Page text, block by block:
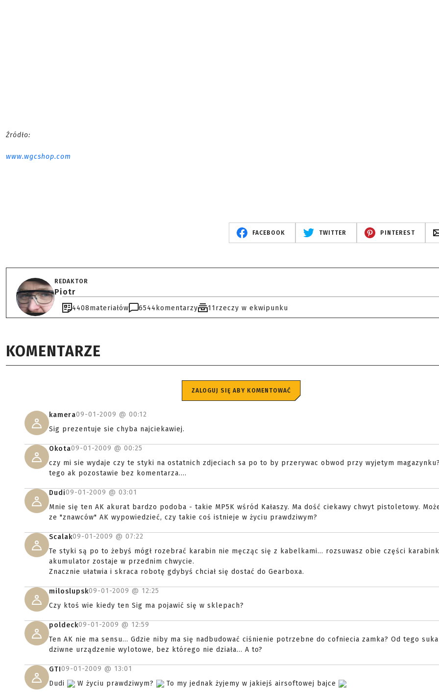
Źródło:
www.wgcshop.com
FACEBOOK TWITTER PINTEREST
REDAKTOR
Piotr
4408materiałów 6544 komentarzy 11rzeczy w ekwipunku
KOMENTARZE
ZALOGUJ SIĘ ABY KOMENTOWAĆ
kamera09-01-2009 @ 00:12
Sig prezentuje sie chyba najciekawiej.
Okota09-01-2009 @ 00:25
czy mi sie wydaje czy te styki na ostatnich zdjeciach sa po to by przerywac obwod przy wyjetym
tego ak pozostawie bez komentarza....
Dudi09-01-2009 @ 03:01
Mnie się ten AK akurat bardzo podoba - takie MP5K wśród Kałaszy. Ma dość ciekawy chwyt pistoletowy.
ze "znawców" AK wypowiedzieć, czy takie coś istnieje w życiu prawdziwym?
Scalak09-01-2009 @ 07:22
Te styki są po to żebyś mógł rozebrać karabin nie męcząc się z kabelkami... rozsuwasz obie części
akumulator zostaje w przednim chwycie.
Znacznie ułatwia i skraca robotę gdybyś chciał się dostać do Gearboxa.
miloslupsk09-01-2009 @ 12:25
Czy ktoś wie kiedy ten Sig ma pojawić się w sklepach?
poldeck09-01-2009 @ 12:59
Ten AK nie ma sensu... Gdzie niby ma się nadbudować ciśnienie potrzebne do cofniecia zamka? Od tego
dziwne urządzenie wylotowe, bez którego nie działa... A to?
GTI09-01-2009 @ 13:01
Dudi
W życiu prawdziwym? To my jednak żyjemy w jakiejś airsoftowej bajce